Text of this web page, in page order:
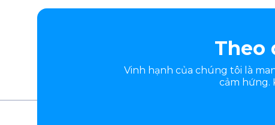
Theo
Vinh hạnh của chúng tôi là
cảm hứng.